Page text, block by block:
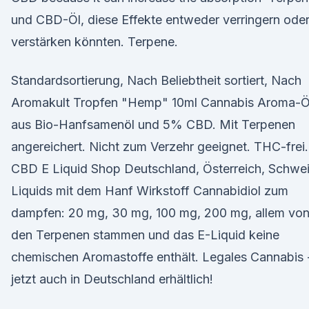
und CBD-Öl, diese Effekte entweder verringern oder
verstärken könnten. Terpene.
Standardsortierung, Nach Beliebtheit sortiert, Nach
Aromakult Tropfen "Hemp" 10ml Cannabis Aroma-
aus Bio-Hanfsamenöl und 5% CBD. Mit Terpenen
angereichert. Nicht zum Verzehr geeignet. THC-frei.
CBD E Liquid Shop Deutschland, Österreich,
Liquids mit dem Hanf Wirkstoff Cannabidiol zum
dampfen: 20 mg, 30 mg, 100 mg, 200 mg, allem von
den Terpenen stammen und das E-Liquid keine
chemischen Aromastoffe enthält. Legales Cannabis
jetzt auch in Deutschland erhältlich!